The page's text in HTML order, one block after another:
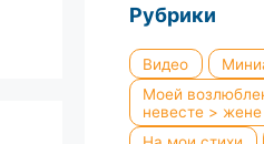
Рубрики
Видео
Моей
невесте > жене